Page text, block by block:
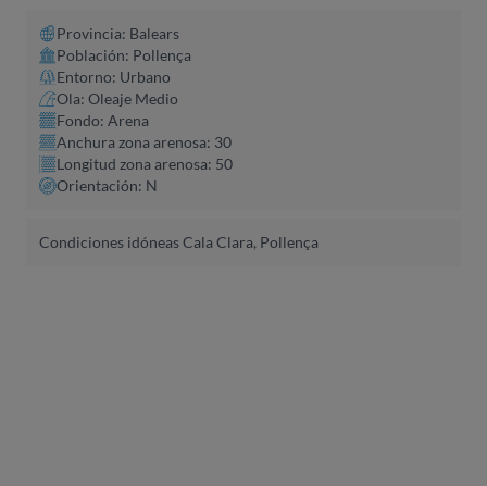
Provincia: Balears
Población: Pollença
Entorno: Urbano
Ola: Oleaje Medio
Fondo: Arena
Anchura zona arenosa: 30
Longitud zona arenosa: 50
Orientación: N
Condiciones idóneas Cala Clara, Pollença